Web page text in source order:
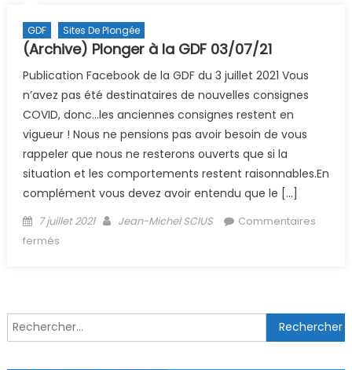
GDF Sites De Plongée
(Archive) Plonger à la GDF 03/07/21
Publication Facebook de la GDF du 3 juillet 2021 Vous
n’avez pas été destinataires de nouvelles consignes
COVID, donc…les anciennes consignes restent en
vigueur ! Nous ne pensions pas avoir besoin de vous
rappeler que nous ne resterons ouverts que si la
situation et les comportements restent raisonnables.En
complément vous devez avoir entendu que le […]
Posted on
7 juillet 2021 Author
Jean-Michel SCIUS
Commentaires
fermés
Rechercher :